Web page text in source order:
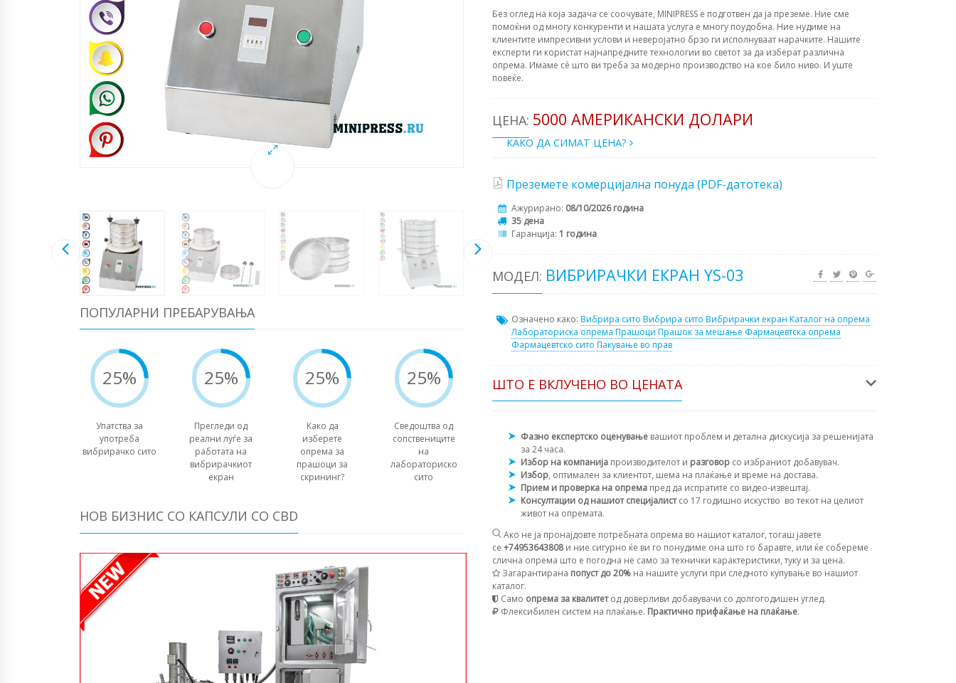
ПОПУЛАРНИ ПРЕБАРУВАЊА
25%
Упатства за
употреба
вибрирачко сито
25%
Прегледи од
реални луѓе за
работата на
вибрирачкиот
екран
25%
Како да
изберете
опрема за
прашоци за
скрининг?
25%
Сведоштва од
сопствениците
на
лабораториско
сито
НОВ БИЗНИС СО КАПСУЛИ СО CBD
Без оглед на која задача се соочувате, MINIPRESS е подготвен да ја преземе. Ние сме
помоќни од многу конкуренти и нашата услуга е многу поудобна. Ние нудиме на
клиентите импресивни услови и неверојатно брзо ги исполнуваат нарачките. Нашите
експерти ги користат најнапредните технологии во светот за да изберат различна
опрема. Имаме сè што ви треба за модерно производство на кое било ниво. И уште
повеќе.
ЦЕНА: 5000 АМЕРИКАНСКИ ДОЛАРИ
КАКО ДА СИМАТ ЦЕНА?
Преземете комерцијална понуда (PDF-датотека)
Ажурирано: 08/10/2026 година
35 дена
Гаранција: 1 година
МОДЕЛ: ВИБРИРАЧКИ ЕКРАН YS-03
Означено како: Вибрира сито Вибрира сито Вибрирачки екран Каталог на опрема
Лабораториска опрема Прашоци Прашок за мешање Фармацевтска опрема
Фармацевтско сито Пакување во прав
ШТО Е ВКЛУЧЕНО ВО ЦЕНАТА
Фазно експертско оценување вашиот проблем и детална дискусија за решенијата
за 24 часа.
Избор на компанија производителот и разговор со избраниот добавувач.
Избор, оптимален за клиентот, шема на плаќање и време на достава.
Прием и проверка на опрема пред да испратите со видео-извештај.
Консултации од нашиот специјалистсо 17 годишно искуство во текот на целиот
живот на опремата.
Ако не ја пронајдовте потребната опрема во нашиот каталог, тогаш јавете
се +74953643808и ние сигурно ќе ви го понудиме она што го баравте, или ќе собереме
слична опрема што е погодна не само за технички карактеристики, туку и за цена.
Загарантирана попуст до 20% на нашите услуги при следното купување во нашиот
каталог.
Само опрема за квалитетод доверливи добавувачи со долгогодишен углед.
Флексибилен систем на плаќање. Практично прифаќање на плаќање.